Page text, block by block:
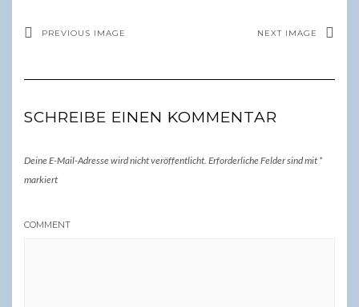
PREVIOUS IMAGE NEXT IMAGE
SCHREIBE EINEN KOMMENTAR
Deine E-Mail-Adresse wird nicht veröffentlicht. Erforderliche Felder sind mit *
markiert
COMMENT